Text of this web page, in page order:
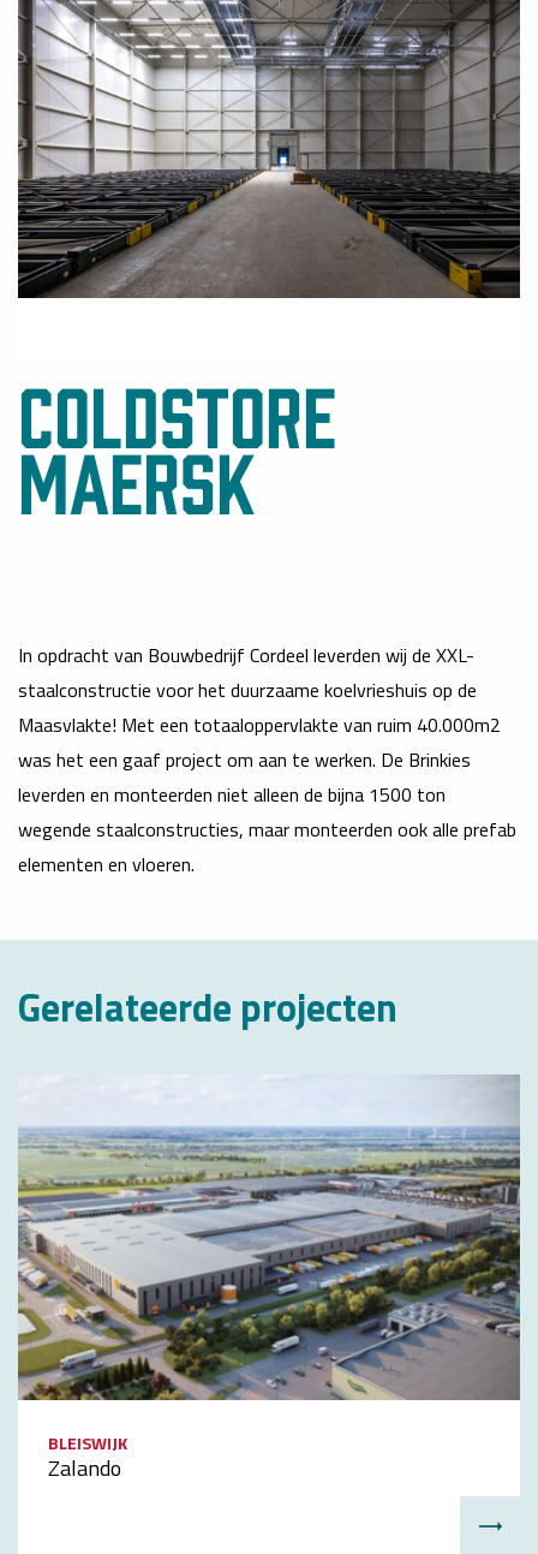
Coldstore
Maersk
In opdracht van Bouwbedrijf Cordeel leverden wij de XXL-
staalconstructie voor het duurzaame koelvrieshuis op de
Maasvlakte! Met een totaaloppervlakte van ruim 40.000m2
was het een gaaf project om aan te werken. De Brinkies
leverden en monteerden niet alleen de bijna 1500 ton
wegende staalconstructies, maar monteerden ook alle prefab
elementen en vloeren.
Gerelateerde projecten
BLEISWIJK
Zalando